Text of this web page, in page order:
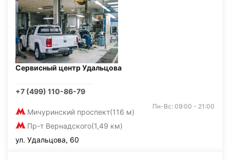
Сервисный центр Удальцова
+7 (499) 110-86-79
Мичуринский проспект(116 м)
Пр-т Вернадского(1,49 км)
Пн-Вс: 09:00 - 21:00
ул. Удальцова, 60